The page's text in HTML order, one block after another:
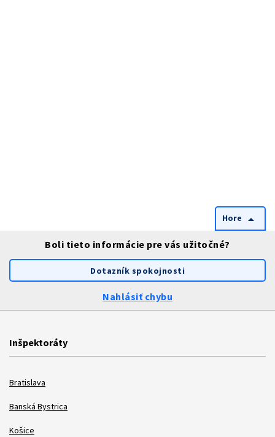
Hore arrow_drop_up
Boli tieto informácie pre vás užitočné?
Dotazník spokojnosti
Nahlásiť chybu
Inšpektoráty
Bratislava
Banská Bystrica
Košice